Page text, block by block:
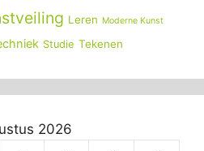
Leren Moderne Kunst
Studie Tekenen
2026